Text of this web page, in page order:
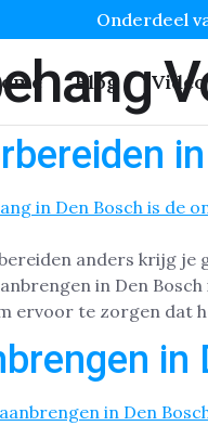
Onderdeel
Blog
anders krijg
in Den
ervoor te zorgen dat
in